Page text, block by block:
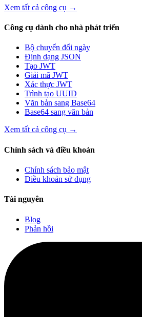
Xem tất cả công cụ →
Công cụ dành cho nhà phát triển
Bộ chuyển đổi ngày
Định dạng JSON
Tạo JWT
Giải mã JWT
Xác thực JWT
Trình tạo UUID
Văn bản sang Base64
Base64 sang văn bản
Xem tất cả công cụ →
Chính sách và điều khoản
Chính sách bảo mật
Điều khoản sử dụng
Tài nguyên
Blog
Phản hồi